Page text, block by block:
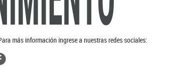
más información ingrese a nuestras redes sociales: